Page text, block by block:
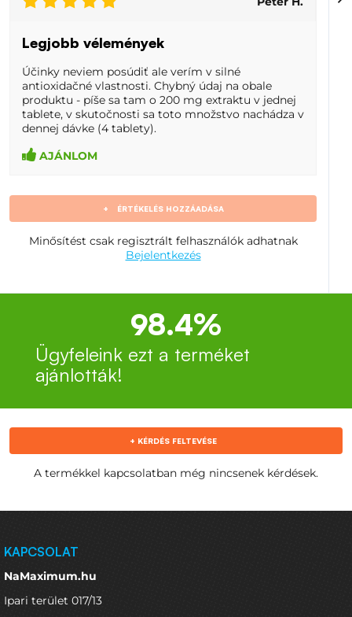
Legjobb vélemények
Účinky neviem posúdiť ale verím v silné
antioxidačné vlastnosti. Chybný údaj na obale
produktu - píše sa tam o 200 mg extraktu v jednej
tablete, v skutočnosti sa toto množstvo nachádza v
dennej dávke (4 tablety).
AJÁNLOM
+ ÉRTÉKELÉS HOZZÁADÁSA
Minősítést csak regisztrált felhasználók adhatnak
Bejelentkezés
98.4%
Ügyfeleink ezt a terméket
ajánlották!
+ KÉRDÉS FELTEVÉSE
A termékkel kapcsolatban még nincsenek kérdések.
KAPCSOLAT
NaMaximum.hu
Ipari terület 017/13